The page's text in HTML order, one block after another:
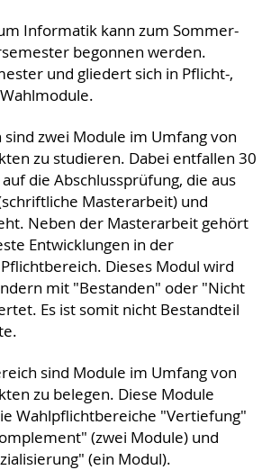
Informatik kann zum Sommer-
begonnen werden.
und gliedert sich in Pflicht-,
zwei Module im Umfang von
zu studieren. Dabei entfallen 30
die Abschlussprüfung, die aus
Masterarbeit) und
Neben der Masterarbeit gehört
Entwicklungen in der
Dieses Modul wird
mit "Bestanden" oder "Nicht
Es ist somit nicht Bestandteil
sind Module im Umfang von
zu belegen. Diese Module
Wahlpflichtbereiche "Vertiefung"
(zwei Module) und
(ein Modul).